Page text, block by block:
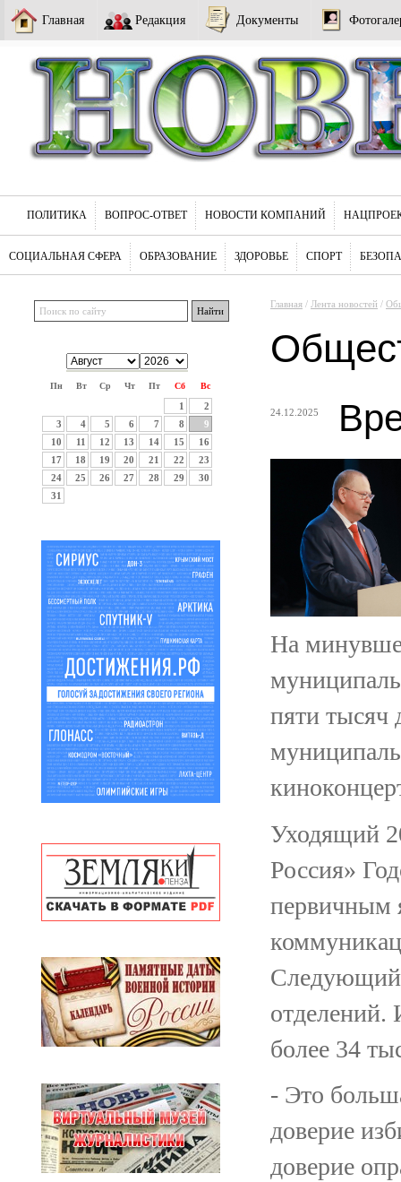
Главная Редакция Документы
ПОЛИТИКА ВОПРОС-ОТВЕТ НОВОСТИ КОМПАНИЙ
СОЦИАЛЬНАЯ СФЕРА ОБРАЗОВАНИЕ ЗДОРОВЬЕ СПОРТ
Пн Вт Ср Чт Пт Сб Вс
1
2
3
4 5 6 7 8
9
10
11 12 13 14 15
16
17
18 19 20 21 22
23
24
25 26 27 28 29
30
31
Главная / Лента новостей /
24.12.2025
На
пяти тысяч
Уходящий
Россия»
первичным
Следующий
отделений.
более 34
- Это
доверие
доверие